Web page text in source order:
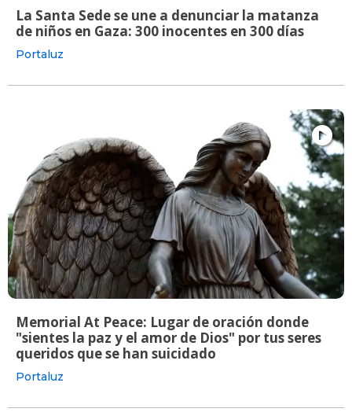
La Santa Sede se une a denunciar la matanza
de niños en Gaza: 300 inocentes en 300 días
Portaluz
Memorial At Peace: Lugar de oración donde
"sientes la paz y el amor de Dios" por tus seres
queridos que se han suicidado
Portaluz